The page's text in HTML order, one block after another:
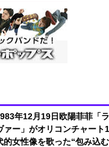
年12月19日欧陽菲菲「
ァー」がオリコンチャート
的女性像を歌った“包み込む